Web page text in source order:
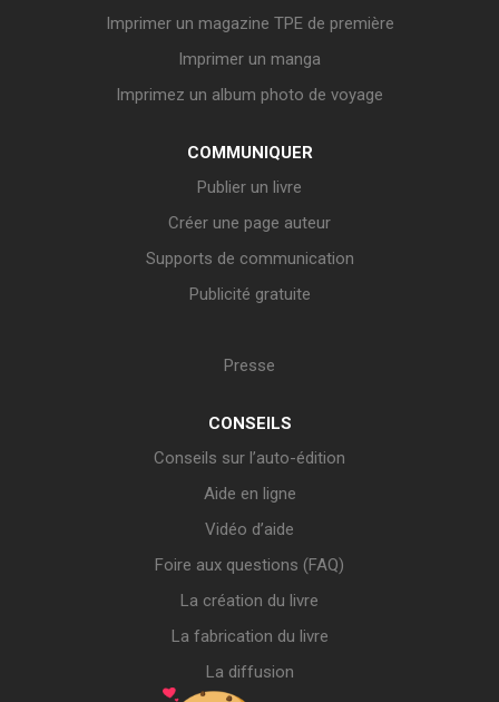
Imprimer un magazine TPE de première
Imprimer un manga
Imprimez un album photo de voyage
COMMUNIQUER
Publier un livre
Créer une page auteur
Supports de communication
Publicité gratuite
Presse
CONSEILS
Conseils sur l’auto-édition
Aide en ligne
Vidéo d’aide
Foire aux questions (FAQ)
La création du livre
La fabrication du livre
La diffusion